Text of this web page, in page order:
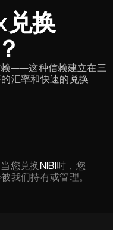
兑换
？
——这种信赖建立在三
汇率和快速的兑换
您兑换NIBI时，您
我们持有或管理。